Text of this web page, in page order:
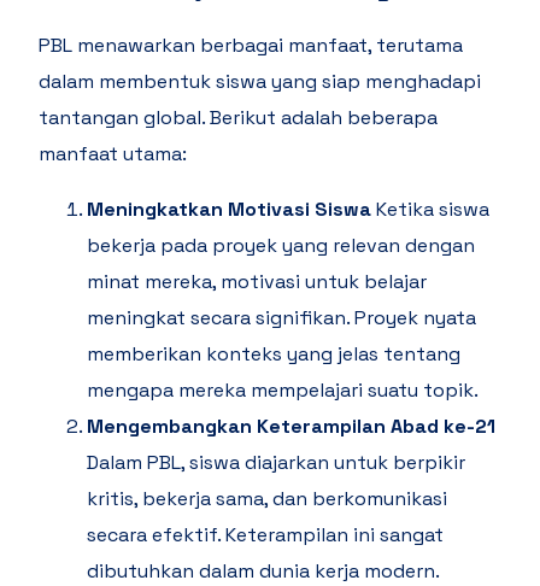
PBL menawarkan berbagai manfaat, terutama
dalam membentuk siswa yang siap menghadapi
tantangan global. Berikut adalah beberapa
manfaat utama:
Meningkatkan Motivasi SiswaKetika siswa
bekerja pada proyek yang relevan dengan
minat mereka, motivasi untuk belajar
meningkat secara signifikan. Proyek nyata
memberikan konteks yang jelas tentang
mengapa mereka mempelajari suatu topik.
Mengembangkan Keterampilan Abad ke-21
Dalam PBL, siswa diajarkan untuk berpikir
kritis, bekerja sama, dan berkomunikasi
secara efektif. Keterampilan ini sangat
dibutuhkan dalam dunia kerja modern.